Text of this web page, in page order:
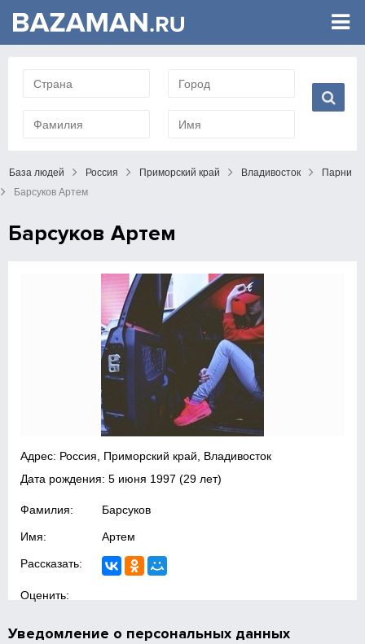
База людей Россия Приморский край Владивосток
Парни
Барсуков Артем
Барсуков Артем
Адрес: Россия, Приморский край, Владивосток
Дата рождения:5 июня 1997 (29 лет)
Фамилия: Барсуков
Имя: Артем
Рассказать:
Оценить:
Уведомление о персональных данных